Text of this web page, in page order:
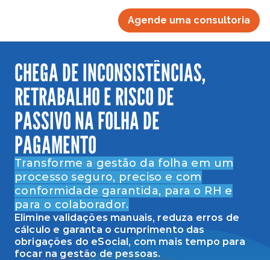
Agende uma consultoria
CHEGA DE INCONSISTÊNCIAS,
RETRABALHO E RISCO DE
PASSIVO NA FOLHA DE
PAGAMENTO
Transforme a gestão da folha em um
processo seguro, preciso e com
conformidade garantida, para o RH e
para o colaborador.
Elimine validações manuais, reduza erros de
cálculo e garanta o cumprimento das
obrigações do eSocial, com mais tempo para
focar na gestão de pessoas.